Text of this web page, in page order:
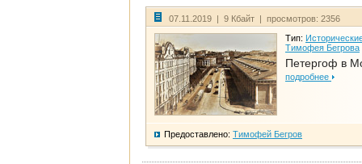
07.11.2019 | 9 Кбайт | просмотров: 2356
Тип:
Тимофея Бегрова
Петергоф в
подробнее
Предоставлено: Тимофей Бегров